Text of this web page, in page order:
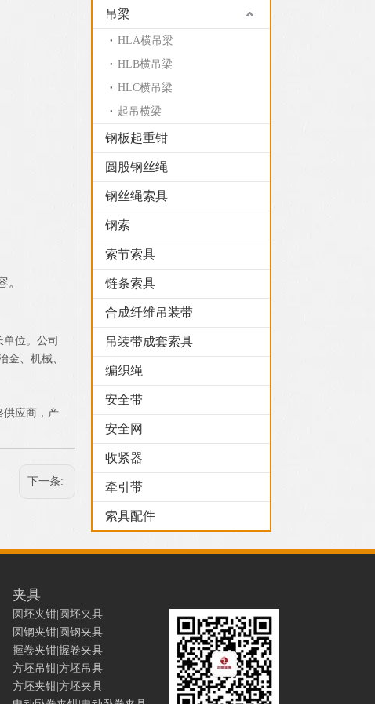
。
位。公司
金、机械、
供应商，产
下一条:
吊梁
HLA横吊梁
HLB横吊梁
HLC横吊梁
起吊横梁
钢板起重钳
圆股钢丝绳
钢丝绳索具
钢索
索节索具
链条索具
合成纤维吊装带
吊装带成套索具
编织绳
安全带
安全网
收紧器
牵引带
索具配件
夹具
圆坯夹钳|圆坯夹具
圆钢夹钳|圆钢夹具
握卷夹钳|握卷夹具
方坯吊钳|方坯吊具
方坯夹钳|方坯夹具